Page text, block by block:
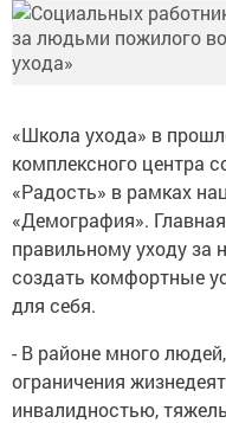
«Школа ухода» в
комплексного центра
«Радость» в рамках
«Демография».
правильному уходу
создать комфортные
для себя.
- В районе много
ограничения
инвалидностью,